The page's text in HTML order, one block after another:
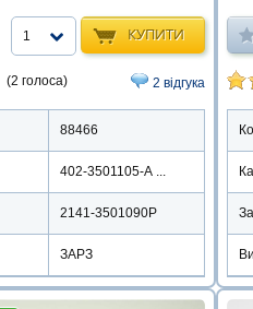
КУПИТИ
1
(2 голоса) 2 відгука
88466
402-3501105-А ...
2141-3501090Р
ЗАРЗ